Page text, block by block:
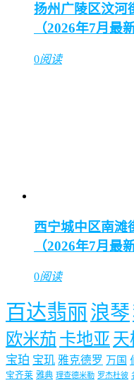
扬州广陵区汶河
（2026年7月最新
0阅读
西宁城中区南滩
（2026年7月最新
0阅读
百达翡丽 浪琴
欧米茄 卡地亚天
宝珀 宝玑 雅克德罗 万国
宝齐莱 雅典 理查德米勒 罗杰杜彼